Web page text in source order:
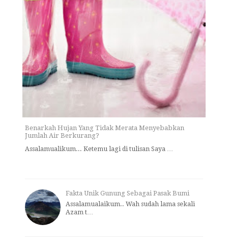
Benarkah Hujan Yang Tidak Merata Menyebabkan
Jumlah Air Berkurang?
Assalamualikum... Ketemu lagi di tulisan Saya …
Fakta Unik Gunung Sebagai Pasak Bumi
Assalamualaikum.. Wah sudah lama sekali
Azam t…